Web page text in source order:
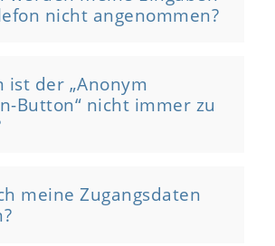
nicht angenommen?
ist der „Anonym
Button“ nicht immer zu
meine Zugangsdaten